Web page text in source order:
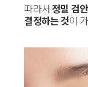
따라서 정밀 검
결정하는 것이